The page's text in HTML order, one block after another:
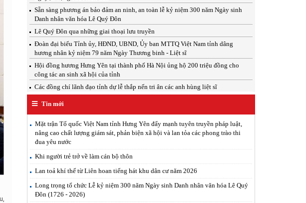
Sẵn sàng phương án bảo đảm an ninh, an toàn lễ kỷ niệm 300 năm Ngày sinh
Danh nhân văn hóa Lê Quý Đôn
Lê Quý Đôn qua những giai thoại lưu truyền
Đoàn đại biểu Tỉnh ủy, HĐND, UBND, Ủy ban MTTQ Việt Nam tỉnh dâng
hương nhân kỷ niệm 79 năm Ngày Thương binh - Liệt sĩ
Hội đồng hương Hưng Yên tại thành phố Hà Nội ủng hộ 200 triệu đồng cho
công tác an sinh xã hội của tỉnh
Các đồng chí lãnh đạo tỉnh dự lễ thắp nến tri ân các anh hùng liệt sĩ
Tin mới
Mặt trận Tổ quốc Việt Nam tỉnh Hưng Yên đẩy mạnh tuyên truyền pháp luật,
nâng cao chất lượng giám sát, phản biện xã hội và lan tỏa các phong trào thi
đua yêu nước
Khi người trẻ trở về làm cán bộ thôn
Lan toả khí thế từ Liên hoan tiếng hát khu dân cư năm 2026
Long trọng tổ chức Lễ kỷ niệm 300 năm Ngày sinh Danh nhân văn hóa Lê Quý
Đôn (1726 - 2026)